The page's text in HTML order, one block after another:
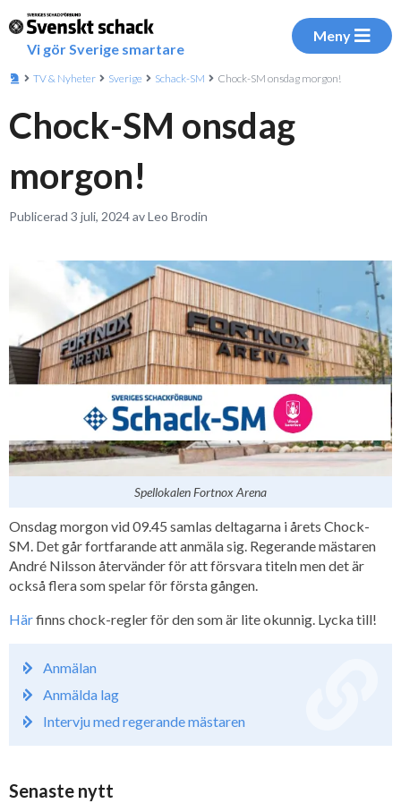
Vi gör Sverige smartare
Meny
TV & Nyheter Sverige Schack-SM Chock-SM onsdag morgon!
Chock-SM onsdag
morgon!
Publicerad 3 juli, 2024 av Leo Brodin
Spellokalen Fortnox Arena
Onsdag morgon vid 09.45 samlas deltagarna i årets Chock-
SM. Det går fortfarande att anmäla sig. Regerande mästaren
André Nilsson återvänder för att försvara titeln men det är
också flera som spelar för första gången.
Härfinns chock-regler för den som är lite okunnig. Lycka till!
Anmälan
Anmälda lag
Intervju med regerande mästaren
Senaste nytt